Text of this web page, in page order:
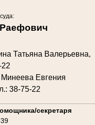
Татьяна Валерьевна,
22
Евгения
38-75-22
секретаря